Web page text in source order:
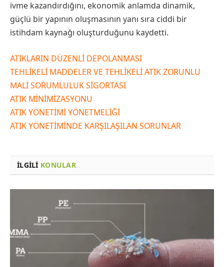
ivme kazandırdığını, ekonomik anlamda dinamik,
güçlü bir yapının oluşmasının yanı sıra ciddi bir
istihdam kaynağı oluşturduğunu kaydetti.
ATIKLARIN DÜZENLİ DEPOLANMASI
TEHLİKELİ MADDELER VE TEHLİKELİ ATIK ZORUNLU
MALİ SORUMLULUK SİGORTASI
ATIK MİNİMİZASYONU
ATIK YÖNETİMİ YÖNETMELİĞİ
ATIK YÖNETİMİNDE KARŞILAŞILAN SORUNLAR
İLGILI KONULAR